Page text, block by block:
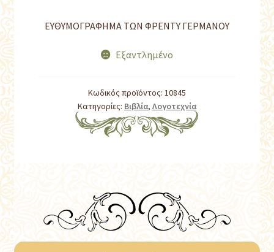
ΕΥΘΥΜΟΓΡΑΦΗΜΑ ΤΩΝ ΦΡΕΝΤΥ ΓΕΡΜΑΝΟΥ
Εξαντλημένο
Κωδικός προϊόντος: 10845
Κατηγορίες: Βιβλία, Λογοτεχνία